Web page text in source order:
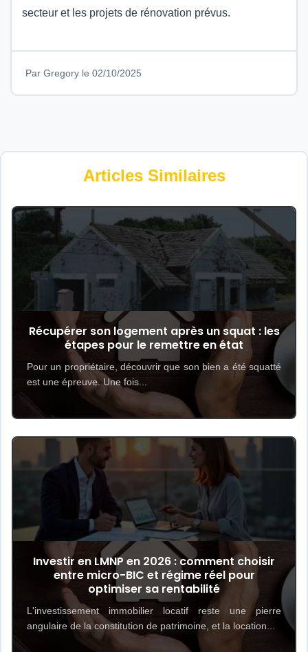
secteur et les projets de rénovation prévus.
Par Gregory le 02/10/2025
Articles Similaires
Récupérer son logement après un squat : les
étapes pour le remettre en état
Pour un propriétaire, découvrir que son bien a été squatté
est une épreuve. Une fois...
Investir en LMNP en 2026 : comment choisir
entre micro-BIC et régime réel pour
optimiser sa rentabilité
L'investissement immobilier locatif reste une pierre
angulaire de la constitution de patrimoine, et la location...